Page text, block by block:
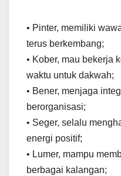
•⁠ ⁠Pinter, memiliki
terus berkembang;
•⁠ ⁠Kober, mau bekerja
waktu untuk dakwah;
•⁠ ⁠Bener, menjaga
berorganisasi;
•⁠ ⁠Seger, selalu
energi positif;
•⁠ ⁠Lumer, mampu
berbagai kalangan;